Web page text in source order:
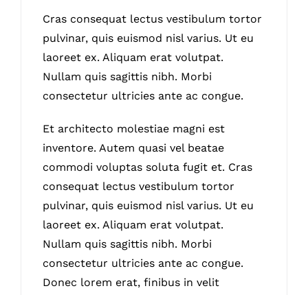
Cras consequat lectus vestibulum tortor
pulvinar, quis euismod nisl varius. Ut eu
laoreet ex. Aliquam erat volutpat.
Nullam quis sagittis nibh. Morbi
consectetur ultricies ante ac congue.
Et architecto molestiae magni est
inventore. Autem quasi vel beatae
commodi voluptas soluta fugit et. Cras
consequat lectus vestibulum tortor
pulvinar, quis euismod nisl varius. Ut eu
laoreet ex. Aliquam erat volutpat.
Nullam quis sagittis nibh. Morbi
consectetur ultricies ante ac congue.
Donec lorem erat, finibus in velit